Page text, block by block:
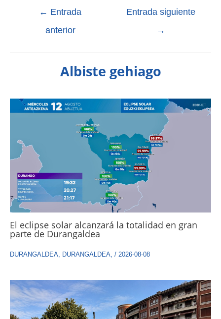
← Entrada
anterior
Entrada siguiente
→
Albiste gehiago
El eclipse solar alcanzará la totalidad en gran
parte de Durangaldea
DURANGALDEA, DURANGALDEA, / 2026-08-08